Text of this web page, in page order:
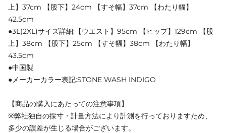
上】37cm 【股下】24cm 【すそ幅】37cm 【わたり幅】
42.5cm
●3L(2XL)サイズ詳細:【ウエスト】95cm 【ヒップ】129cm 【股
上】38cm 【股下】25cm 【すそ幅】38cm 【わたり幅】
43.5cm
●中国製
●メーカーカラー表記:STONE WASH INDIGO
【商品の購入にあたっての注意事項】
※弊社独自の採寸・計量方法により計測を行っておりますため、
多少の誤差が生じる場合がございます。